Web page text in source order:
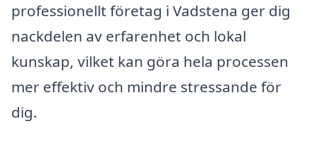
professionellt företag i Vadstena ger dig
nackdelen av erfarenhet och lokal
kunskap, vilket kan göra hela processen
mer effektiv och mindre stressande för
dig.